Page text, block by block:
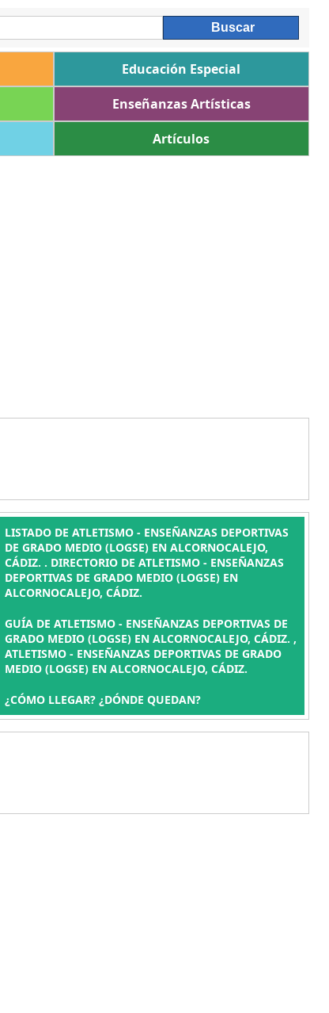
Educación Especial
Enseñanzas Artísticas
Artículos
LISTADO DE ATLETISMO - ENSEÑANZAS DEPORTIVAS
DE GRADO MEDIO (LOGSE) EN ALCORNOCALEJO,
CÁDIZ. . DIRECTORIO DE ATLETISMO - ENSEÑANZAS
DEPORTIVAS DE GRADO MEDIO (LOGSE) EN
ALCORNOCALEJO, CÁDIZ.
GUÍA DE ATLETISMO - ENSEÑANZAS DEPORTIVAS DE
GRADO MEDIO (LOGSE) EN ALCORNOCALEJO, CÁDIZ. ,
ATLETISMO - ENSEÑANZAS DEPORTIVAS DE GRADO
MEDIO (LOGSE) EN ALCORNOCALEJO, CÁDIZ.
¿CÓMO LLEGAR? ¿DÓNDE QUEDAN?